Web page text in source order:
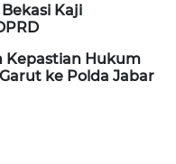
Kaji
Kepastian Hukum
ke Polda Jabar